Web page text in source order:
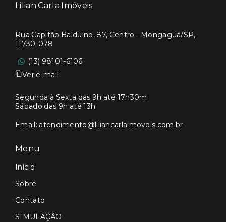
Lilian Carla Imóveis
Rua Capitão Balduino, 87, Centro - Mongaguá/SP,
11730-078
(13) 98101-6106
Ver e-mail
Segunda à Sexta das 9h até 17h30m
Sábado das 9h até 13h
Email: atendimento@liliancarlaimoveis.com.br
Menu
Início
Sobre
Contato
SIMULAÇÃO